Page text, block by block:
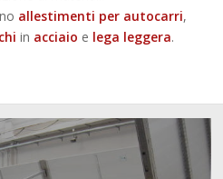
allestimenti per autocarri,
in acciaio e lega leggera.